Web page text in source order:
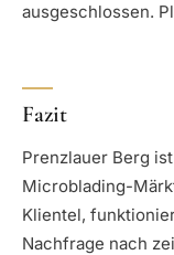
ausgeschlossen.
Fazit
Prenzlauer Berg
Microblading-
Klientel,
Nachfrage nach